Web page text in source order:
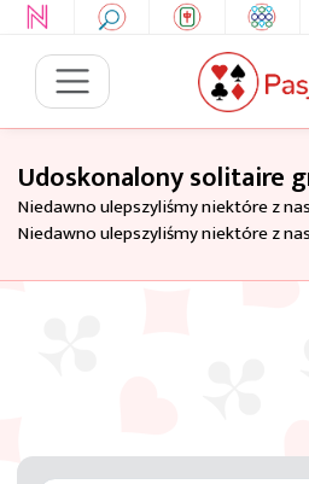
Udoskonalony solitaire
Niedawno ulepszyliśmy niektóre z
Niedawno ulepszyliśmy niektóre z